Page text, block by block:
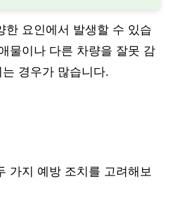
한 요인에서 발생할 수 있습
물이나 다른 차량을 잘못 감
경우가 많습니다.
가지 예방 조치를 고려해보